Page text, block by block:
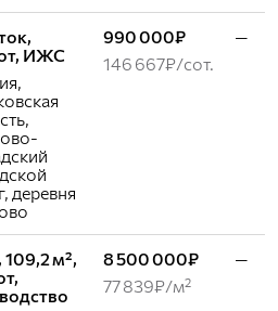
ИЖС
деревня
990 000₽
146 667₽/сот.
—
м²,
8 500 000₽
77 839₽/м²
—